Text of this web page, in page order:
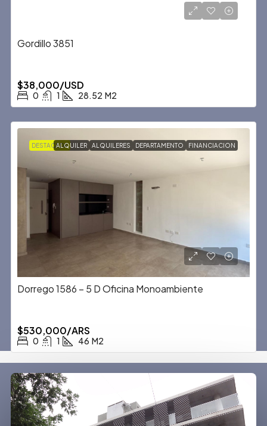
Gordillo 3851
$38,000/USD
0 1 28.52 M2
DESTACADAALQUILER ALQUILERES DEPARTAMENTO FINANCIACION
Dorrego 1586 – 5 D Oficina Monoambiente
$530,000/ARS
0 1 46 M2